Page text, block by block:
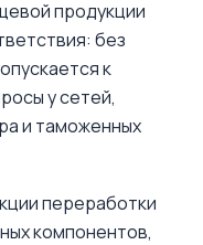
продукции
без
к
у сетей,
и таможенных
переработки
компонентов,